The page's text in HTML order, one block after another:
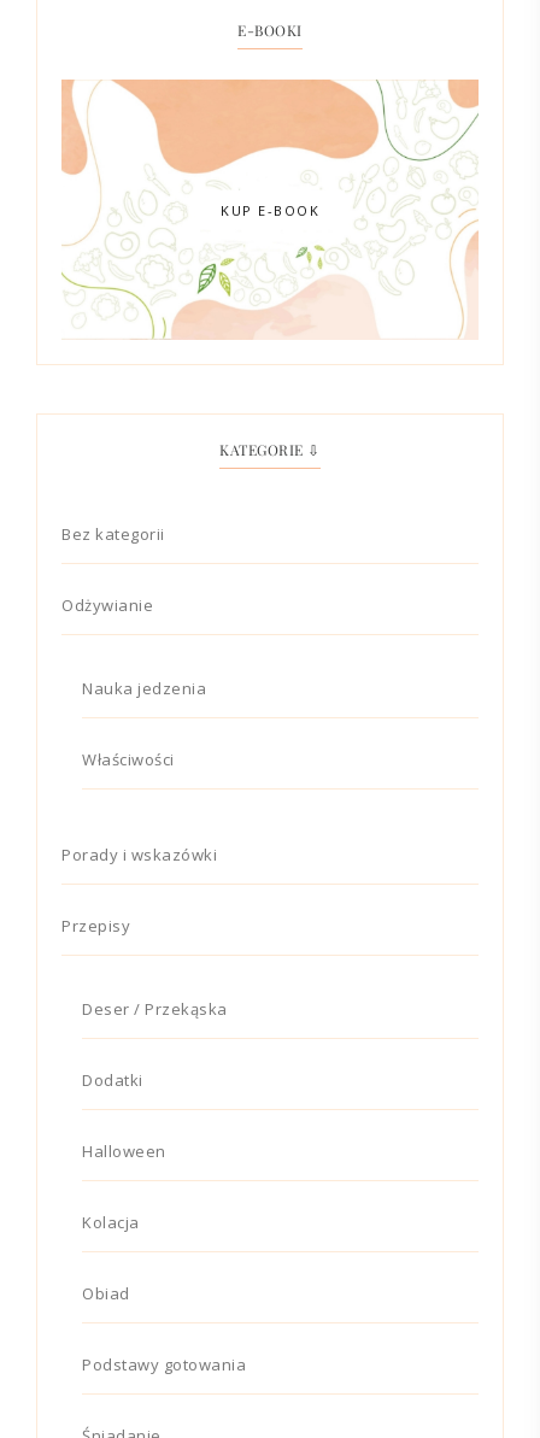
E-BOOKI
KUP E-BOOK
KATEGORIE ⇩
Bez kategorii
Odżywianie
Nauka jedzenia
Właściwości
Porady i wskazówki
Przepisy
Deser / Przekąska
Dodatki
Halloween
Kolacja
Obiad
Podstawy gotowania